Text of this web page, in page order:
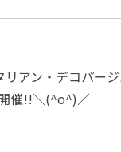
アン・デコパージ
催!!＼(^o^)／